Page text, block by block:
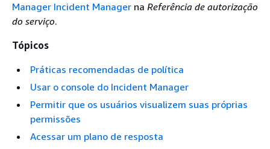
Manager Incident Manager na Referência de autorização
do serviço.
Tópicos
Práticas recomendadas de política
Usar o console do Incident Manager
Permitir que os usuários visualizem suas próprias
permissões
Acessar um plano de resposta